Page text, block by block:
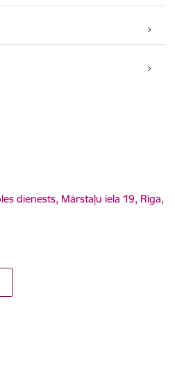
dienests, Mārstaļu iela 19, Rīga,